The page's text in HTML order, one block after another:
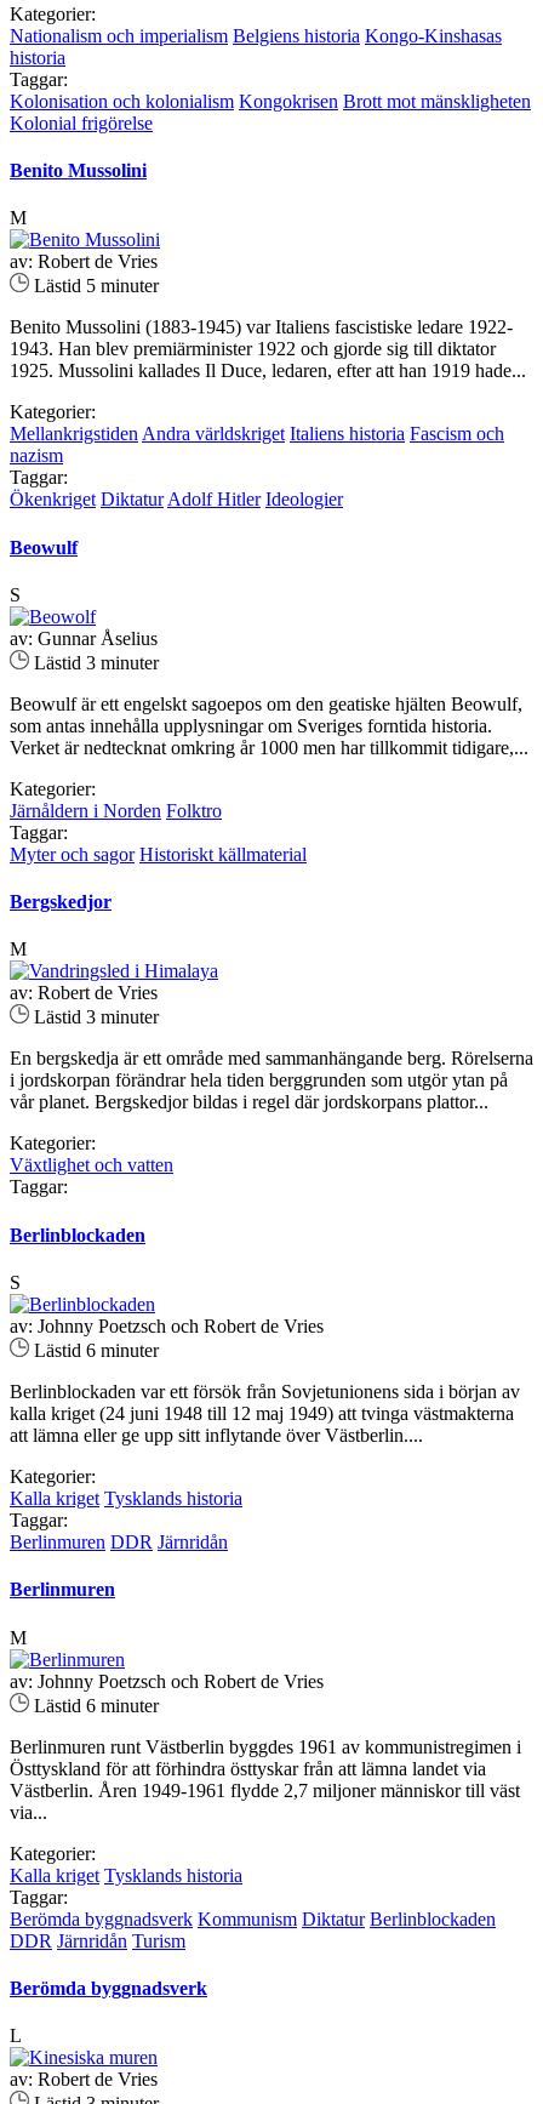
Kategorier:
Nationalism och imperialism Belgiens historia Kongo-Kinshasas
historia
Taggar:
Kolonisation och kolonialism Kongokrisen Brott mot mänskligheten
Kolonial frigörelse
Benito Mussolini
M
av: Robert de Vries
Lästid 5 minuter
Benito Mussolini (1883-1945) var Italiens fascistiske ledare 1922-
1943. Han blev premiärminister 1922 och gjorde sig till diktator
1925. Mussolini kallades Il Duce, ledaren, efter att han 1919 hade...
Kategorier:
MellankrigstidenAndra världskriget Italiens historia Fascism och
nazism
Taggar:
Ökenkriget DiktaturAdolf Hitler Ideologier
Beowulf
S
av: Gunnar Åselius
Lästid 3 minuter
Beowulf är ett engelskt sagoepos om den geatiske hjälten Beowulf,
som antas innehålla upplysningar om Sveriges forntida historia.
Verket är nedtecknat omkring år 1000 men har tillkommit tidigare,...
Kategorier:
Järnåldern i Norden Folktro
Taggar:
Myter och sagor Historiskt källmaterial
Bergskedjor
M
av: Robert de Vries
Lästid 3 minuter
En bergskedja är ett område med sammanhängande berg. Rörelserna
i jordskorpan förändrar hela tiden berggrunden som utgör ytan på
vår planet. Bergskedjor bildas i regel där jordskorpans plattor...
Kategorier:
Växtlighet och vatten
Taggar:
Berlinblockaden
S
av: Johnny Poetzsch och Robert de Vries
Lästid 6 minuter
Berlinblockaden var ett försök från Sovjetunionens sida i början av
kalla kriget (24 juni 1948 till 12 maj 1949) att tvinga västmakterna
att lämna eller ge upp sitt inflytande över Västberlin....
Kategorier:
Kalla kriget Tysklands historia
Taggar:
Berlinmuren DDR Järnridån
Berlinmuren
M
av: Johnny Poetzsch och Robert de Vries
Lästid 6 minuter
Berlinmuren runt Västberlin byggdes 1961 av kommunistregimen i
Östtyskland för att förhindra östtyskar från att lämna landet via
Västberlin. Åren 1949-1961 flydde 2,7 miljoner människor till väst
via...
Kategorier:
Kalla kriget Tysklands historia
Taggar:
Berömda byggnadsverk Kommunism Diktatur Berlinblockaden
DDR Järnridån Turism
Berömda byggnadsverk
L
av: Robert de Vries